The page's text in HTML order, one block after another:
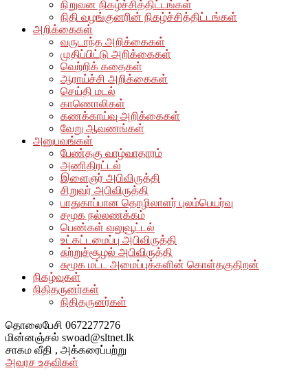
நிறுவன நிகழ்ச்சித்திட்டங்கள்
நிதி வழங்குனரின் நிகழ்ச்சித்திட்டங்கள்
அறிக்கைகள்
வருடாந்த அறிக்கைகள்
முதிப்பிட்டு அறிக்கைகள்
வெற்றிக் கதைகள்
ஆராய்ச்சி அறிக்கைகள்
செய்தி மடல்
காணொலிகள்
கணக்காய்வு அறிக்கைகள்
வேறு ஆவணங்கள்
அனுபவங்கள்
பேண்தகு வாழ்வாதாரம்
அணிதிரட்டல்
இளைஞர் அபிவிருத்தி
சிறுவர் அபிவிருத்தி
பாதுகாப்பான தொழிலாளர் புலம்பெயர்வு
சமூக நல்லணக்கம்
பெண்கள் வலுவூட்டல்
உட்கட்டமைப்பு அபிவிருத்தி
சுற்றுச்சூழல் அபிவிருத்தி
சுமூக மட்ட அமைப்புக்களின் கொள்தகுதிறன்
நிகழ்வுகள்
நிதிதருனர்கள்
நிதிதருனர்கள்
தொலைபேசி 0672277276
மின்னஞ்சல் swoad@sltnet.lk
சாகம வீதி , அக்கரைப்பற்று
அவரச உதவிகள்